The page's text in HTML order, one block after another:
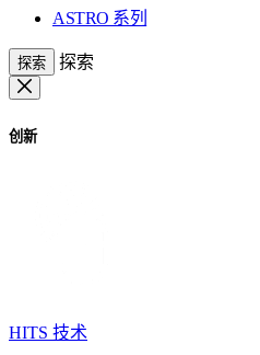
ASTRO 系列
探索 探索
创新
HITS 技术